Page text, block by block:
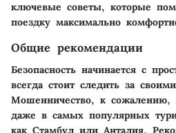
ключевые советы, которые
поездку максимально
Общие рекомендации
Безопасность начинается с
всегда стоит следить за
Мошенничество, к сожалению,
даже в самых популярных
как Стамбул или Анталия.